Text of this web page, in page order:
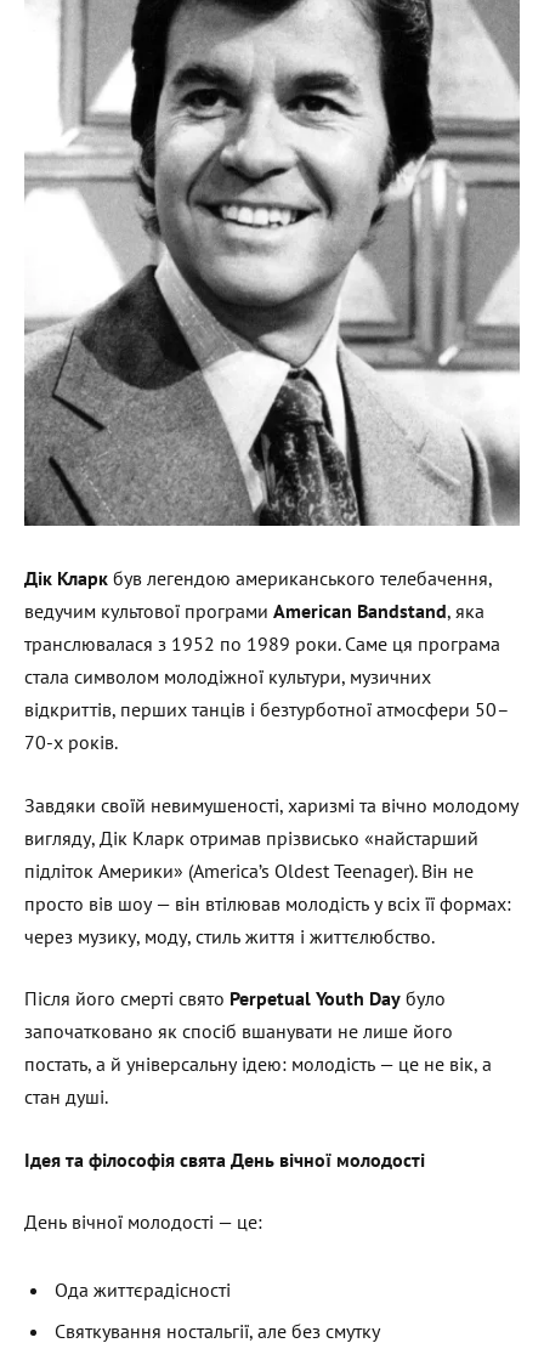
Дік Кларк був легендою американського телебачення,
ведучим культової програми American Bandstand, яка
транслювалася з 1952 по 1989 роки. Саме ця програма
стала символом молодіжної культури, музичних
відкриттів, перших танців і безтурботної атмосфери 50–
70-х років.
Завдяки своїй невимушеності, харизмі та вічно молодому
вигляду, Дік Кларк отримав прізвисько «найстарший
підліток Америки» (America’s Oldest Teenager). Він не
просто вів шоу — він втілював молодість у всіх її формах:
через музику, моду, стиль життя і життєлюбство.
Після його смерті свято Perpetual Youth Day було
започатковано як спосіб вшанувати не лише його
постать, а й універсальну ідею: молодість — це не вік, а
стан душі.
Ідея та філософія свята День вічної молодості
День вічної молодості — це:
Ода життєрадісності
Святкування ностальгії, але без смутку